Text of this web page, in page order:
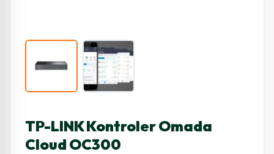
TP-LINK Kontroler Omada
Cloud OC300